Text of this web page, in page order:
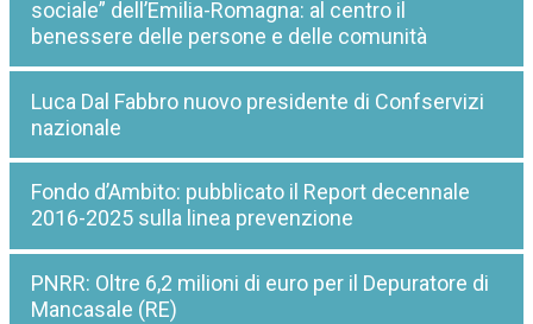
sociale” dell’Emilia-Romagna: al centro il
benessere delle persone e delle comunità
Luca Dal Fabbro nuovo presidente di Confservizi
nazionale
Fondo d’Ambito: pubblicato il Report decennale
2016-2025 sulla linea prevenzione
PNRR: Oltre 6,2 milioni di euro per il Depuratore di
Mancasale (RE)